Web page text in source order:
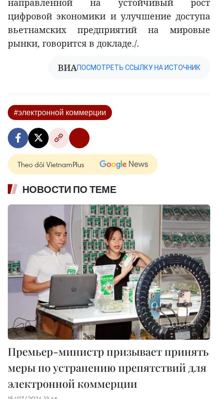
направленной на устойчивый рост
цифровой экономики и улучшение доступа
вьетнамских предприятий на мировые
рынки, говорится в докладе./.
ВИАПОСМОТРЕТЬ ССЫЛКУ НА ИСТОЧНИК
#электронной коммерции
Theo dõi VietnamPlus
НОВОСТИ ПО ТЕМЕ
Премьер-министр призывает принять
меры по устранению препятствий для
электронной коммерции